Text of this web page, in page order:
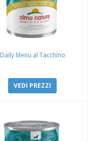
Daily Menu al Tacchino
VEDI PREZZI